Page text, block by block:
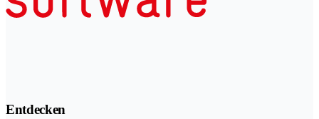
Entdecken